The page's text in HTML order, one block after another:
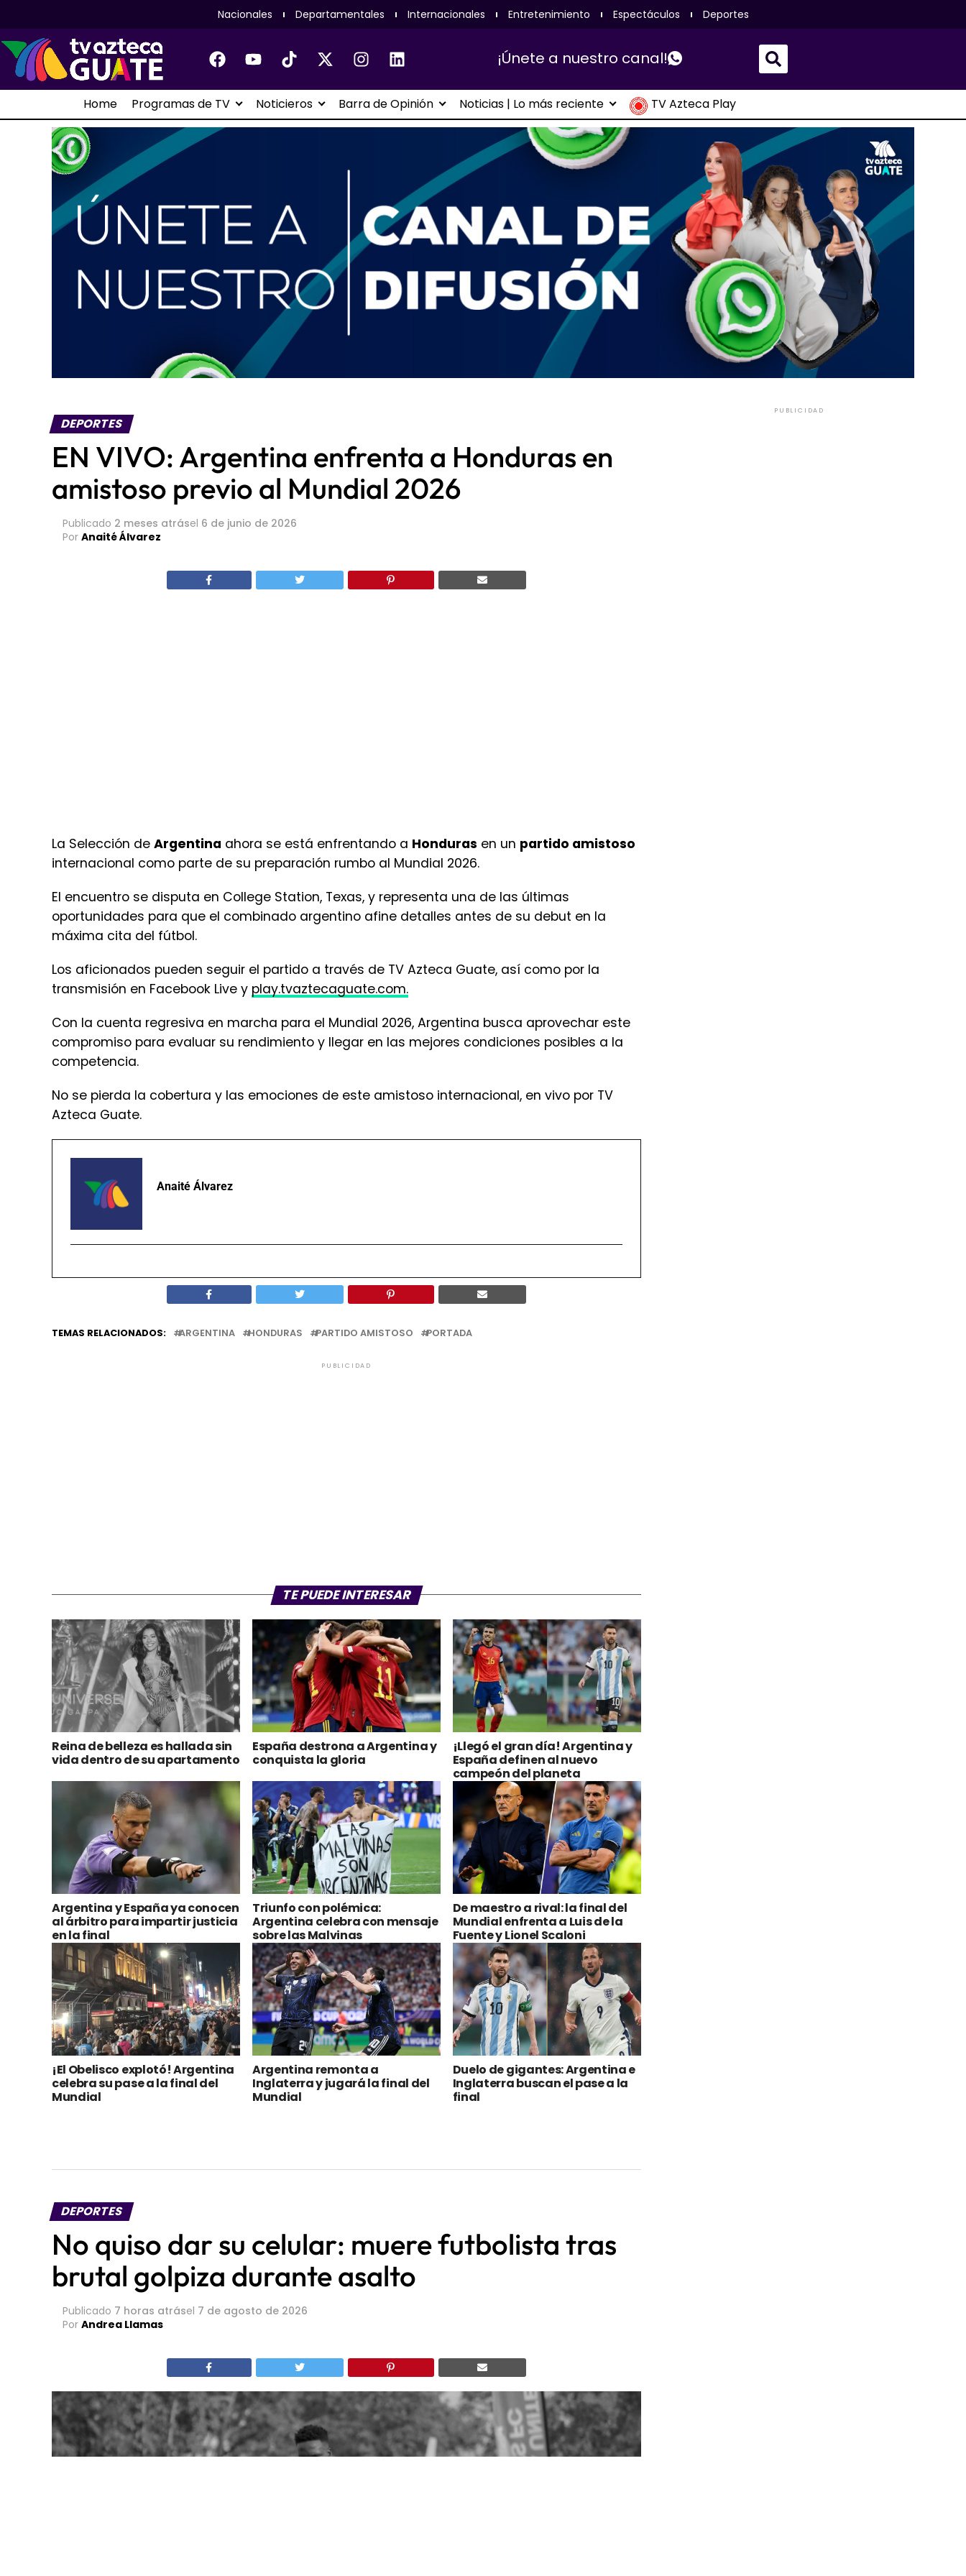
Nacionales Departamentales Internacionales Entretenimiento Espectáculos Deportes
¡Únete a nuestro canal!
Home Programas de TV Noticieros Barra de Opinión Noticias | Lo más reciente TV Azteca Play
EN VIVO: Argentina enfrenta a Honduras en
amistoso previo al Mundial 2026
Publicado 2 meses atrásel 6 de junio de 2026
Por Anaité Álvarez
oportunidades para que el combinado argentino afine detalles antes de su debut en la
máxima cita del fútbol.
Los aficionados pueden seguir el partido a través de TV Azteca Guate, así como por la
transmisión en Facebook Live yplay.tvaztecaguate.com.
compromiso para evaluar su rendimiento y llegar en las mejores condiciones posibles a la
competencia.
No se pierda la cobertura y las emociones de este amistoso internacional, en vivo por TV
Azteca Guate.
Reina de belleza es hallada sin
vida dentro de su apartamento
España destrona a Argentina y
conquista la gloria
¡Llegó el gran día! Argentina y
España definen al nuevo
campeón del planeta
Argentina y España ya conocen
al árbitro para impartir justicia
en la final
Triunfo con polémica:
Argentina celebra con mensaje
sobre las Malvinas
De maestro a rival: la final del
Mundial enfrenta a Luis de la
Fuente y Lionel Scaloni
¡El Obelisco explotó! Argentina
celebra su pase a la final del
Mundial
Argentina remonta a
Inglaterra y jugará la final del
Mundial
Duelo de gigantes: Argentina e
Inglaterra buscan el pase a la
final
No quiso dar su celular: muere futbolista tras
brutal golpiza durante asalto
Publicado 7 horas atrásel 7 de agosto de 2026
Por Andrea Llamas
PUBLICIDAD